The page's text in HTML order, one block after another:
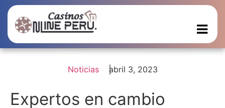
Noticias abril 3, 2023
Expertos en cambio